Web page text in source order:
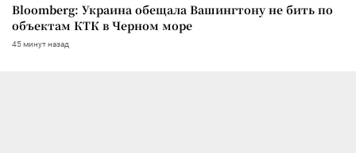
Bloomberg: Украина обещала Вашингтону не бить по
объектам КТК в Черном море
45 минут назад